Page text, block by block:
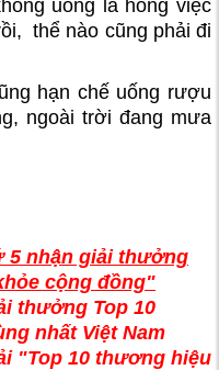
uống là hỏng việc
thể nào cũng phải đi
hạn chế uống rượu
ngoài trời đang mưa
5 nhận giải thưởng
cộng đồng"
thưởng Top 10
nhất Việt Nam
"Top 10 thương hiệu